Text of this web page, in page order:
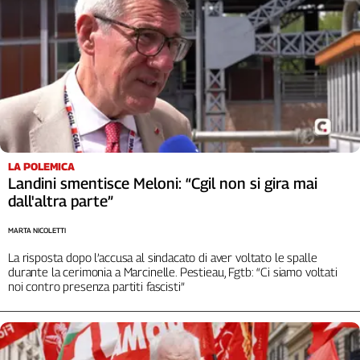
Territori
Abruzzo-
Molise
Alto
Adige
Basilicata
Calabria
Campania
Emilia-
Romagna
Friuli
Giulia
Lazio
LA POLEMICA
Landini smentisce Meloni: “Cgil non si gira mai
dall'altra parte”
La risposta dopo l’accusa al sindacato di aver voltato le spalle
durante la cerimonia a Marcinelle. Pestieau, Fgtb: “Ci siamo voltati
noi contro presenza partiti fascisti”
MARTA NICOLETTI